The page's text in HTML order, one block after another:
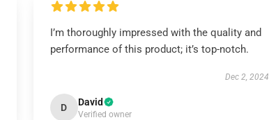
I’m thoroughly impressed with the quality and
performance of this product; it’s top-notch.
Dec 2, 2024
D David
Verified owner